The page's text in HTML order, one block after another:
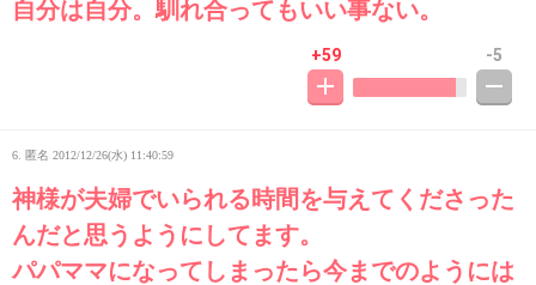
自分は自分。馴れ合ってもいい事ない。
+59 -5
6. 匿名 2012/12/26(水) 11:40:59
神様が夫婦でいられる時間を与えてくださった
んだと思うようにしてます。
パパママになってしまったら今までのようには